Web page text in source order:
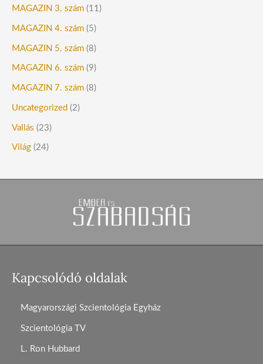
MAGAZIN 3. szám (11)
MAGAZIN 4. szám (5)
MAGAZIN 5. szám (8)
MAGAZIN 6. szám (9)
MAGAZIN 7. szám (8)
Uncategorized (2)
Vallás (23)
Világ (24)
Kapcsolódó oldalak
Magyarországi Szcientológia Egyház
Szcientológia TV
L. Ron Hubbard